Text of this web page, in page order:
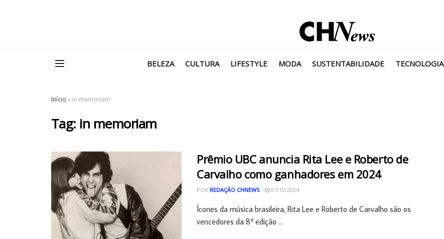
BELEZA CULTURA LIFESTYLE MODA SUSTENTABILIDADE TECNOLOGIA
Início » in memoriam
Tag: in memoriam
Prêmio UBC anuncia Rita Lee e Roberto de
Carvalho como ganhadores em 2024
POR REDAÇÃO CHNEWS 07/10/2024
Ícones da música brasileira, Rita Lee e Roberto de Carvalho são os
vencedores da 8ª edição ...